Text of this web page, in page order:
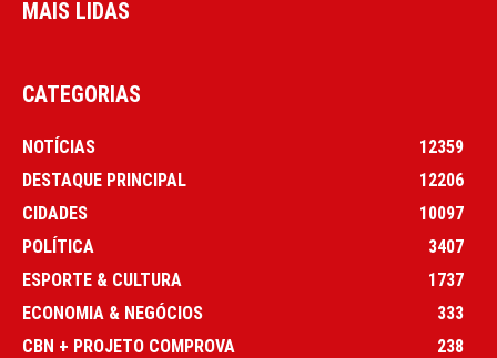
MAIS LIDAS
CATEGORIAS
NOTÍCIAS
12359
DESTAQUE PRINCIPAL
12206
CIDADES
10097
POLÍTICA
3407
ESPORTE & CULTURA
1737
ECONOMIA & NEGÓCIOS
333
CBN + PROJETO COMPROVA
238